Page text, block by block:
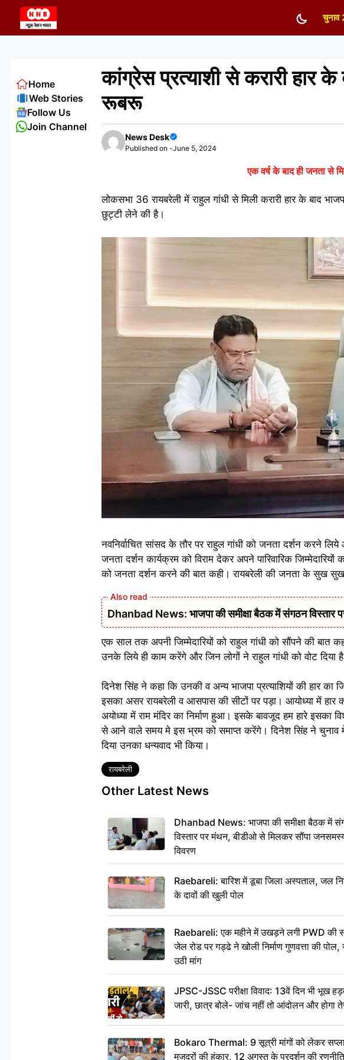
content
कांग्रेस प्रत्याशी से करारी हार के
रूबरू
News Desk
Published on -June 5, 2024
एक वर्ष के बाद ही जनता से
लोकसभा 36 रायबरेली में राहुल गांधी से मिली करारी हार के बाद
छुट्टी लेने की है।
नवनिर्वाचित सांसद के तौर पर राहुल गांधी को जनता दर्शन करने
जनता दर्शन कार्यक्रम को विराम देकर अपने पारिवारिक
को जनता दर्शन करने की बात कही। रायबरेली की जनता के सुख सुख,
Dhanbad News: भाजपा की समीक्षा बैठक में संगठन विस्तार
एक साल तक अपनी जिम्मेदारियों को राहुल गांधी को सौंपने की
उनके लिये ही काम करेंगे और जिन लोगों ने राहुल गांधी को वोट दिया
दिनेश सिंह ने कहा कि उनकी व अन्य भाजपा प्रत्याशियों की हार का
इसका असर रायबरेली व आसपास की सीटों पर पड़ा। आयोध्या में
अयोध्या में राम मंदिर का निर्माण हुआ। इसके बावजूद हम हारे
से आने वाले समय मे इस भ्रम को समाप्त करेंगे। दिनेश सिंह ने चुनाव में
दिया उनका धन्यवाद भी किया।
Tags
रायबरेली
Other Latest News
Dhanbad News: भाजपा की समीक्षा बैठक में
विस्तार पर मंथन, बीडीओ से मिलकर सौंपा
विवरण
Raebareli: बारिश में डूबा जिला अस्पताल, जल
के दावों की खुली पोल
Raebareli: एक महीने में उखड़ने लगी PWD की
जेल रोड पर गड्ढे ने खोली निर्माण गुणवत्ता की
उठी मांग
JPSC-JSSC परीक्षा विवाद: 13वें दिन भी भूख
जारी, छात्र बोले- जांच नहीं तो आंदोलन और होगा
Bokaro Thermal: 9 सूत्री मांगों को लेकर
मजदूरों की हुंकार, 12 अगस्त के प्रदर्शन की
Home
Web Stories
Follow Us
Join Channel